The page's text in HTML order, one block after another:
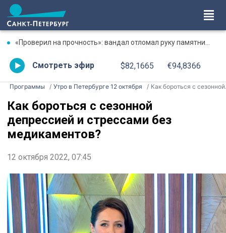
«Проверил на прочность»: вандал отломал руку памятнику в Сосновом Бору
Смотреть эфир $82,1665 €94,8366
Программы Утро в Петербурге 12 октября Как бороться с сезонной депрессией и стрессами без медикаментов?
Как бороться с сезонной
депрессией и стрессами без
медикаментов?
12 октября 2022, 07:45